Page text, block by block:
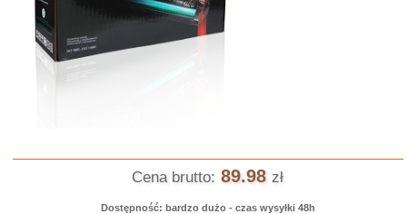
Cena brutto: 89.98 zł
Dostępność: bardzo dużo - czas wysyłki 48h